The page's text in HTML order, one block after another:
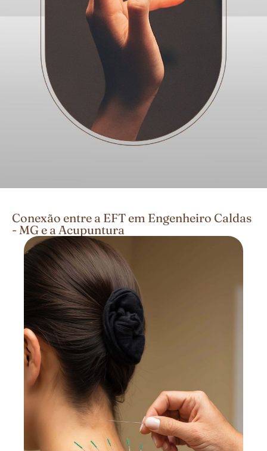
Conexão entre a EFT em Engenheiro Caldas
- MG e a Acupuntura